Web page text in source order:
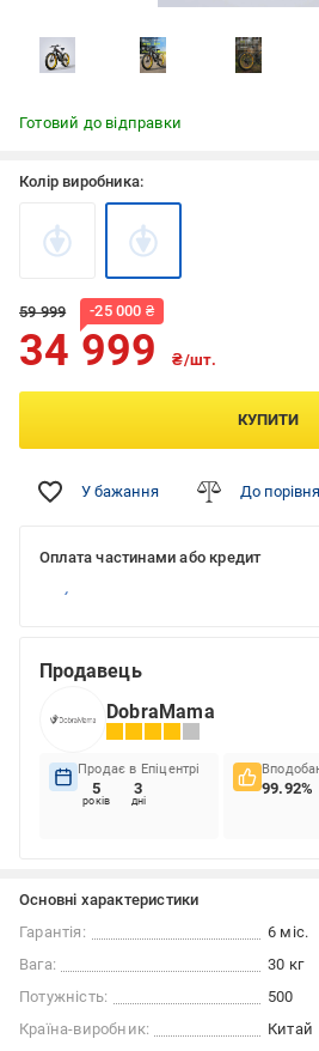
Готовий до відправки
Колір виробника:
59 999 -25 000 ₴
34 999 ₴/шт.
КУПИТИ
У бажання До
Оплата частинами або кредит
Продавець
DobraMama
Продає в Епіцентрі
5
років
3
дні
99.92%
Основні характеристики
Гарантія:
6 міс.
Вага:
30 кг
Потужність:
500
Країна-виробник:
Китай